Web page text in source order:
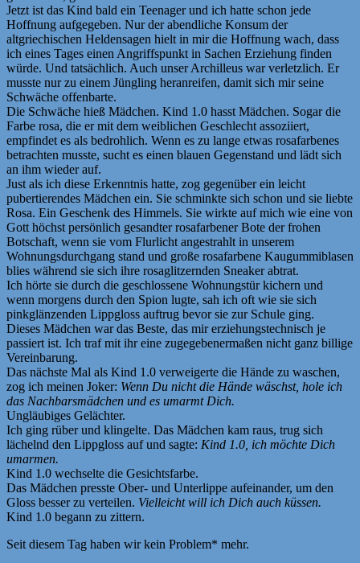
Jetzt ist das Kind bald ein Teenager und ich hatte schon jede
Hoffnung aufgegeben. Nur der abendliche Konsum der
altgriechischen Heldensagen hielt in mir die Hoffnung wach, dass
ich eines Tages einen Angriffspunkt in Sachen Erziehung finden
würde. Und tatsächlich. Auch unser Archilleus war verletzlich. Er
musste nur zu einem Jüngling heranreifen, damit sich mir seine
Schwäche offenbarte.
Die Schwäche hieß Mädchen. Kind 1.0 hasst Mädchen. Sogar die
Farbe rosa, die er mit dem weiblichen Geschlecht assoziiert,
empfindet es als bedrohlich. Wenn es zu lange etwas rosafarbenes
betrachten musste, sucht es einen blauen Gegenstand und lädt sich
an ihm wieder auf.
Just als ich diese Erkenntnis hatte, zog gegenüber ein leicht
pubertierendes Mädchen ein. Sie schminkte sich schon und sie liebte
Rosa. Ein Geschenk des Himmels. Sie wirkte auf mich wie eine von
Gott höchst persönlich gesandter rosafarbener Bote der frohen
Botschaft, wenn sie vom Flurlicht angestrahlt in unserem
Wohnungsdurchgang stand und große rosafarbene Kaugummiblasen
blies während sie sich ihre rosaglitzernden Sneaker abtrat.
Ich hörte sie durch die geschlossene Wohnungstür kichern und
wenn morgens durch den Spion lugte, sah ich oft wie sie sich
pinkglänzenden Lippgloss auftrug bevor sie zur Schule ging.
Dieses Mädchen war das Beste, das mir erziehungstechnisch je
passiert ist. Ich traf mit ihr eine zugegebenermaßen nicht ganz billige
Vereinbarung.
Das nächste Mal als Kind 1.0 verweigerte die Hände zu waschen,
zog ich meinen Joker: Wenn Du nicht die Hände wäschst, hole ich
das Nachbarsmädchen und es umarmt Dich.
Ungläubiges Gelächter.
Ich ging rüber und klingelte. Das Mädchen kam raus, trug sich
lächelnd den Lippgloss auf und sagte: Kind 1.0, ich möchte Dich
umarmen.
Kind 1.0 wechselte die Gesichtsfarbe.
Das Mädchen presste Ober- und Unterlippe aufeinander, um den
Gloss besser zu verteilen. Vielleicht will ich Dich auch küssen.
Kind 1.0 begann zu zittern.
Seit diesem Tag haben wir kein Problem* mehr.